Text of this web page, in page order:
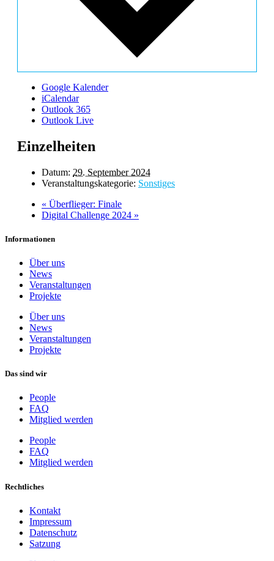
Google Kalender
iCalendar
Outlook 365
Outlook Live
Einzelheiten
Datum: 29. September 2024
Veranstaltungskategorie: Sonstiges
« Überflieger: Finale
Digital Challenge 2024 »
Informationen
Über uns
News
Veranstaltungen
Projekte
Über uns
News
Veranstaltungen
Projekte
Das sind wir
People
FAQ
Mitglied werden
People
FAQ
Mitglied werden
Rechtliches
Kontakt
Impressum
Datenschutz
Satzung